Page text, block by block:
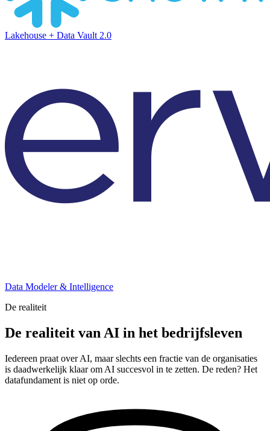
Lakehouse + Data Vault 2.0
Data Modeler & Intelligence
De realiteit
De realiteit van AI in het bedrijfsleven
Iedereen praat over AI, maar slechts een fractie van de organisaties
is daadwerkelijk klaar om AI succesvol in te zetten. De reden? Het
datafundament is niet op orde.